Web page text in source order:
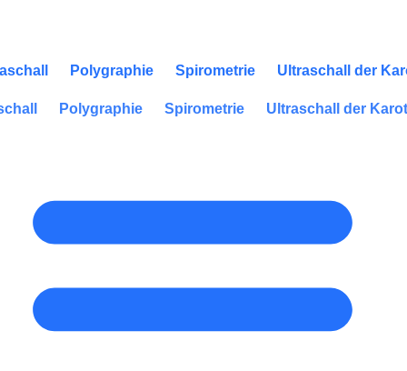
Polygraphie Spirometrie Ultraschall der
Polygraphie Spirometrie Ultraschall der